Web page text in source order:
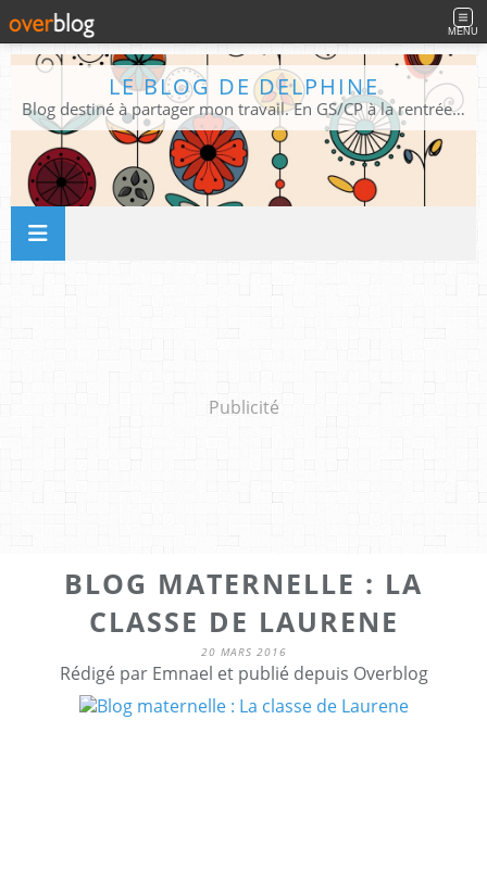
MENU
LE BLOG DE DELPHINE
Blog destiné à partager mon travail. En GS/CP à la rentrée 2026/2027 !
Publicité
BLOG MATERNELLE : LA
CLASSE DE LAURENE
20 MARS 2016
Rédigé par Emnael et publié depuis Overblog